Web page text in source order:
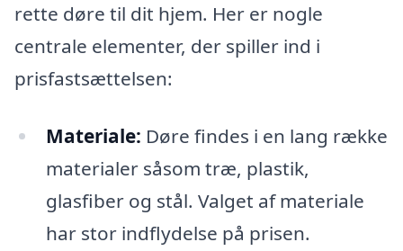
rette døre til dit hjem. Her er nogle
centrale elementer, der spiller ind i
prisfastsættelsen:
Materiale: Døre findes i en lang række
materialer såsom træ, plastik,
glasfiber og stål. Valget af materiale
har stor indflydelse på prisen.